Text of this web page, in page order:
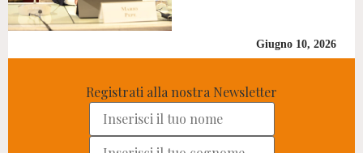
Giugno 10, 2026
Registrati alla nostra Newsletter